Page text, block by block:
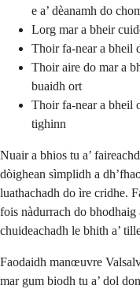
e a’ dèanamh do
Lorg mar a bheir
Thoir fa-near a bheil
Thoir aire do mar a
buaidh ort
Thoir fa-near a bheil
tighinn
Nuair a bhios tu a’
dòighean sìmplidh a
luathachadh do ìre cridhe.
fois nàdurrach do
chuideachadh le bhith a’
Faodaidh manœuvre
mar gum biodh tu a’ dol